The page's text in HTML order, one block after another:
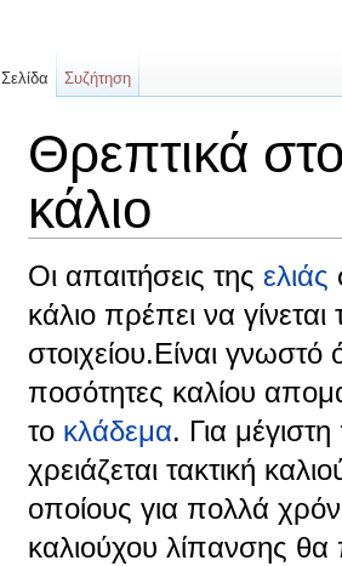
Θρεπτικά
κάλιο
Οι απαιτήσεις της ελιάς
κάλιο πρέπει να
στοιχείου.Είναι
ποσότητες καλίου
το κλάδεμα. Για
χρειάζεται τακτική
οποίους για πολλά
καλιούχου λίπανσης θα
Σελίδα Συζήτηση